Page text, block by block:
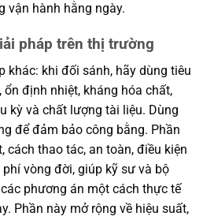
vận hành hằng ngày.
pháp trên thị trường
khác: khi đối sánh, hãy dùng tiêu
định nhiệt, kháng hóa chất,
kỳ và chất lượng tài liệu. Dùng
để đảm bảo công bằng. Phần
cách thao tác, an toàn, điều kiện
vòng đời, giúp kỹ sư và bộ
phương án một cách thực tế
Phần này mở rộng về hiệu suất,